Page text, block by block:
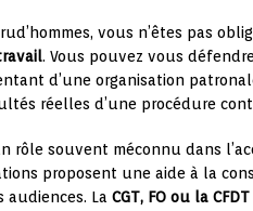
vous n’êtes pas
. Vous pouvez vous
d’une organisation
réelles d’une procédure
rôle souvent méconnu dans
proposent une aide à la
audiences. La CGT, FO ou la CFDT